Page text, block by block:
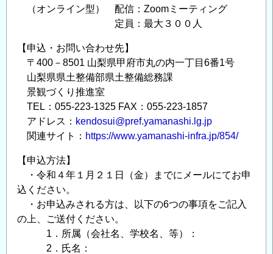
（オンライン型） 配信：Zoomミーティング
定員：最大３００人
【申込・お問い合わせ先】
〒400－8501 山梨県甲府市丸の内一丁目6番1号
山梨県県土整備部県土整備総務課
景観づくり推進室
TEL：055-223-1325 FAX：055-223-1857
アドレス： kendosui@pref.yamanashi.lg.jp
関連サイト： https://www.yamanashi-infra.jp/854/
【申込方法】
・令和４年１月２１日（金）までにメールにてお申
込ください。
・お申込みされる方は、以下の6つの事項をご記入
の上、ご送付ください。
1．所属（会社名、学校名、等）：
2．氏名：